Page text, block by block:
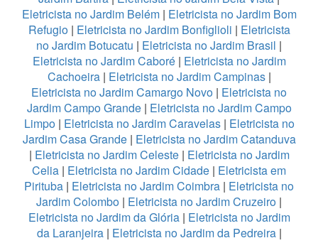
Eletricista no Jardim Belém| Eletricista no Jardim Bom
Refugio| Eletricista no Jardim Bonfiglioli | Eletricista
no Jardim Botucatu | Eletricista no Jardim Brasil |
Eletricista no Jardim Caboré| Eletricista no Jardim
Cachoeira| Eletricista no Jardim Campinas|
Eletricista no Jardim Camargo Novo | Eletricista no
Jardim Campo Grande| Eletricista no Jardim Campo
Limpo| Eletricista no Jardim Caravelas| Eletricista no
Jardim Casa Grande| Eletricista no Jardim Catanduva
| Eletricista no Jardim Celeste| Eletricista no Jardim
Celia | Eletricista no Jardim Cidade | Eletricista em
Pirituba | Eletricista no Jardim Coimbra | Eletricista no
Jardim Colombo | Eletricista no Jardim Cruzeiro |
Eletricista no Jardim da Glória| Eletricista no Jardim
da Laranjeira| Eletricista no Jardim da Pedreira|